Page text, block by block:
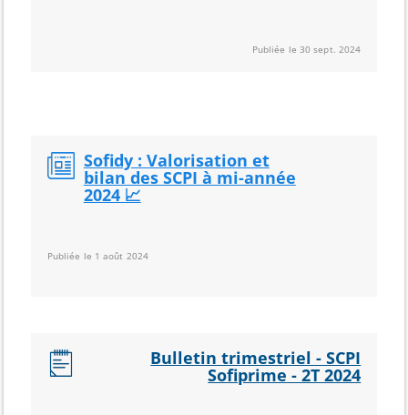
Publiée le 30 sept. 2024
Sofidy : Valorisation et
bilan des SCPI à mi-année
2024 📈
Publiée le 1 août 2024
Bulletin trimestriel - SCPI
Sofiprime - 2T 2024